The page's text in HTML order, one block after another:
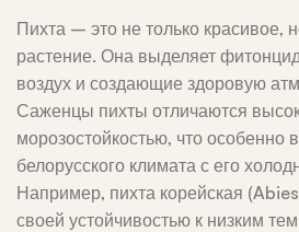
Пихта – это не только красивое,
растение. Она выделяет
воздух и создающие здоровую
Саженцы пихты отличаются
морозостойкостью, что особенно
белорусского климата с его
Например, пихта корейская
своей устойчивостью к низким